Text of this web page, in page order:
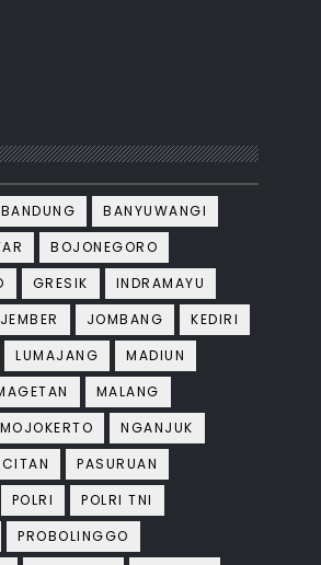
BANDUNG
BANYUWANGI
BOJONEGORO
GRESIK
INDRAMAYU
JEMBER JOMBANG
KEDIRI
LUMAJANG
MADIUN
MALANG
MOJOKERTO
NGANJUK
PASURUAN
POLRI
POLRI TNI
PROBOLINGGO